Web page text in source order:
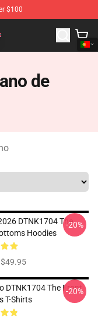
$100
The Front Bottoms
de
DTNK1704 The
Hoodies
$49.95
-20%
DTNK1704 The Front
T-Shirts
-20%